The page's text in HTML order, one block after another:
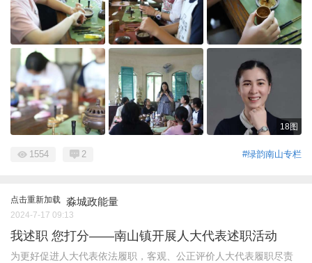
18图
#绿韵南山专栏
1554 2
点击重新加载 淼城政能量
2024-7-17 09:13
我述职 您打分——南山镇开展人大代表述职活动
为更好促进人大代表依法履职，客观、公正评价人大代表履职尽责